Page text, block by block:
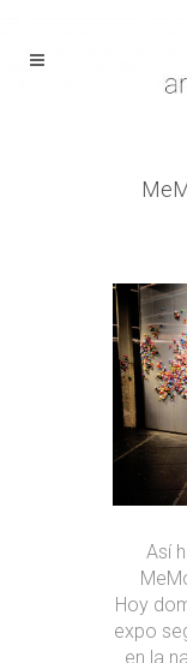
Así
Hoy
expo
en la